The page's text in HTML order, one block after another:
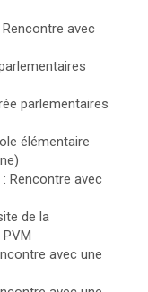
avec
parlementaires
élémentaire
Rencontre avec
de la
avec une